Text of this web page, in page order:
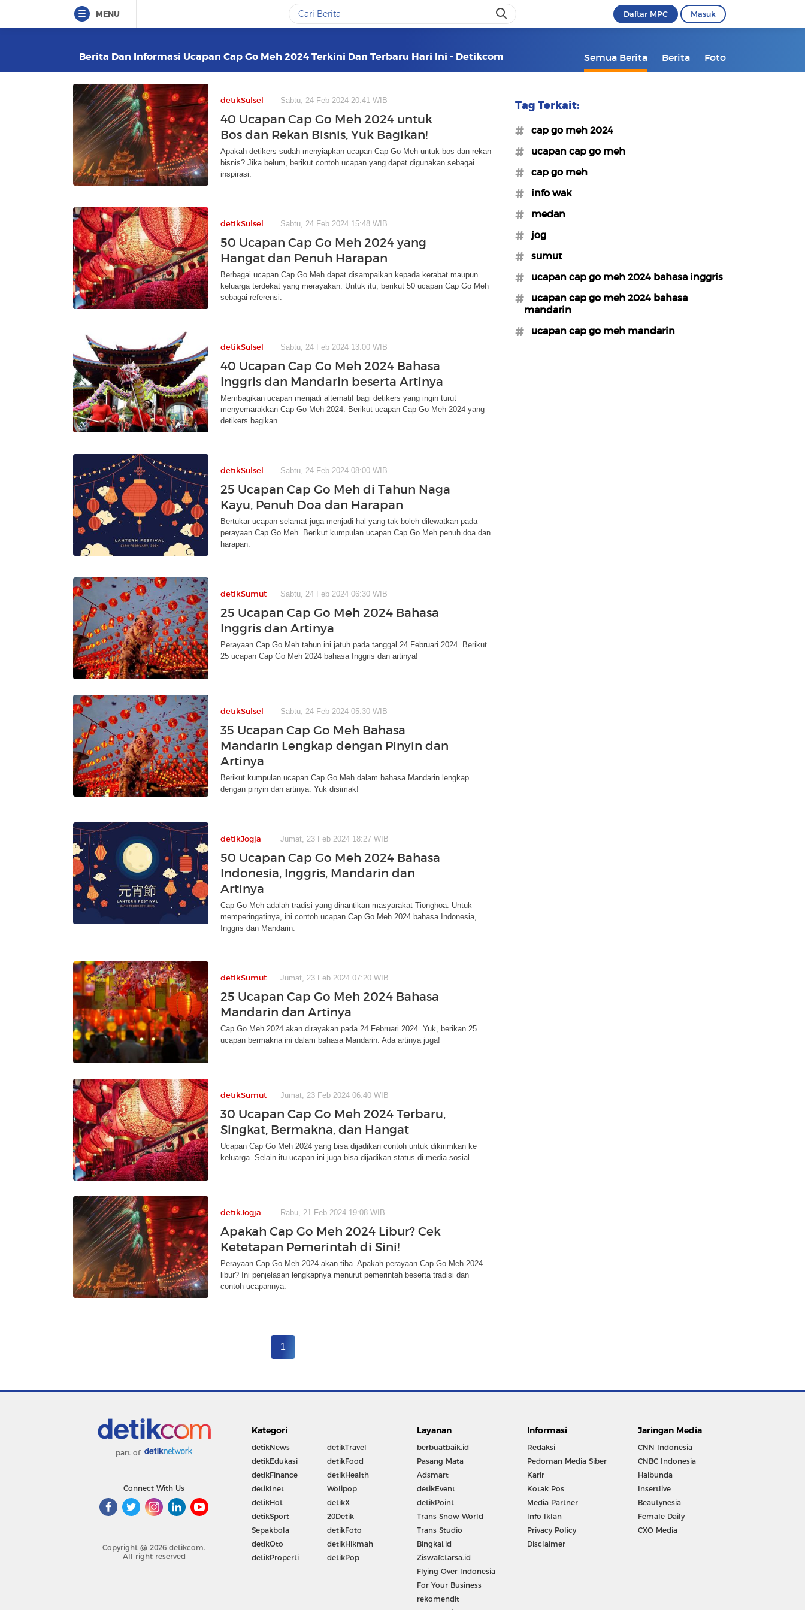
MENU Daftar MPC Masuk
Berita Dan Informasi Ucapan Cap Go Meh 2024 Terkini Dan Terbaru Hari Ini - Detikcom Semua Berita Berita Foto
detikSulsel Sabtu, 24 Feb 2024 20:41 WIB
40 Ucapan Cap Go Meh 2024 untuk
Bos dan Rekan Bisnis, Yuk Bagikan!
Apakah detikers sudah menyiapkan ucapan Cap Go Meh untuk bos dan rekan
bisnis? Jika belum, berikut contoh ucapan yang dapat digunakan sebagai
inspirasi.
detikSulsel Sabtu, 24 Feb 2024 15:48 WIB
50 Ucapan Cap Go Meh 2024 yang
Hangat dan Penuh Harapan
Berbagai ucapan Cap Go Meh dapat disampaikan kepada kerabat maupun
keluarga terdekat yang merayakan. Untuk itu, berikut 50 ucapan Cap Go Meh
sebagai referensi.
detikSulsel Sabtu, 24 Feb 2024 13:00 WIB
40 Ucapan Cap Go Meh 2024 Bahasa
Inggris dan Mandarin beserta Artinya
Membagikan ucapan menjadi alternatif bagi detikers yang ingin turut
menyemarakkan Cap Go Meh 2024. Berikut ucapan Cap Go Meh 2024 yang
detikers bagikan.
detikSulsel Sabtu, 24 Feb 2024 08:00 WIB
25 Ucapan Cap Go Meh di Tahun Naga
Kayu, Penuh Doa dan Harapan
Bertukar ucapan selamat juga menjadi hal yang tak boleh dilewatkan pada
perayaan Cap Go Meh. Berikut kumpulan ucapan Cap Go Meh penuh doa dan
harapan.
detikSumut Sabtu, 24 Feb 2024 06:30 WIB
25 Ucapan Cap Go Meh 2024 Bahasa
Inggris dan Artinya
Perayaan Cap Go Meh tahun ini jatuh pada tanggal 24 Februari 2024. Berikut
25 ucapan Cap Go Meh 2024 bahasa Inggris dan artinya!
detikSulsel Sabtu, 24 Feb 2024 05:30 WIB
35 Ucapan Cap Go Meh Bahasa
Mandarin Lengkap dengan Pinyin dan
Artinya
Berikut kumpulan ucapan Cap Go Meh dalam bahasa Mandarin lengkap
dengan pinyin dan artinya. Yuk disimak!
detikJogja Jumat, 23 Feb 2024 18:27 WIB
50 Ucapan Cap Go Meh 2024 Bahasa
Indonesia, Inggris, Mandarin dan
Artinya
Cap Go Meh adalah tradisi yang dinantikan masyarakat Tionghoa. Untuk
memperingatinya, ini contoh ucapan Cap Go Meh 2024 bahasa Indonesia,
Inggris dan Mandarin.
detikSumut Jumat, 23 Feb 2024 07:20 WIB
25 Ucapan Cap Go Meh 2024 Bahasa
Mandarin dan Artinya
Cap Go Meh 2024 akan dirayakan pada 24 Februari 2024. Yuk, berikan 25
ucapan bermakna ini dalam bahasa Mandarin. Ada artinya juga!
detikSumut Jumat, 23 Feb 2024 06:40 WIB
30 Ucapan Cap Go Meh 2024 Terbaru,
Singkat, Bermakna, dan Hangat
Ucapan Cap Go Meh 2024 yang bisa dijadikan contoh untuk dikirimkan ke
keluarga. Selain itu ucapan ini juga bisa dijadikan status di media sosial.
detikJogja Rabu, 21 Feb 2024 19:08 WIB
Apakah Cap Go Meh 2024 Libur? Cek
Ketetapan Pemerintah di Sini!
Perayaan Cap Go Meh 2024 akan tiba. Apakah perayaan Cap Go Meh 2024
libur? Ini penjelasan lengkapnya menurut pemerintah beserta tradisi dan
contoh ucapannya.
1
Tag Terkait:
#cap go meh 2024
#ucapan cap go meh
#cap go meh
#info wak
#medan
#jog
#sumut
#ucapan cap go meh 2024 bahasa inggris
#ucapan cap go meh 2024 bahasa
mandarin
#ucapan cap go meh mandarin
part of
Connect With Us
Copyright @ 2026 detikcom.
All right reserved
Kategori
detikNews
detikEdukasi
detikFinance
detikInet
detikHot
detikSport
Sepakbola
detikOto
detikProperti
detikTravel
detikFood
detikHealth
Wolipop
detikX
20Detik
detikFoto
detikHikmah
detikPop
Layanan
berbuatbaik.id
Pasang Mata
Adsmart
detikEvent
detikPoint
Trans Snow World
Trans Studio
Bingkai.id
Ziswafctarsa.id
Flying Over Indonesia
For Your Business
rekomendit
Informasi
Redaksi
Pedoman Media Siber
Karir
Kotak Pos
Media Partner
Info Iklan
Privacy Policy
Disclaimer
Jaringan Media
CNN Indonesia
CNBC Indonesia
Haibunda
Insertlive
Beautynesia
Female Daily
CXO Media